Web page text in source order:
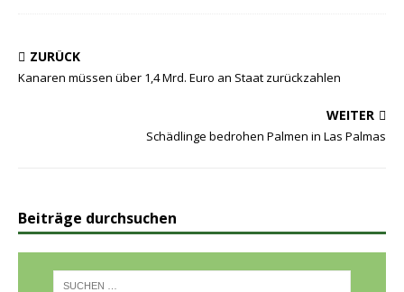
ZURÜCK
Kanaren müssen über 1,4 Mrd. Euro an Staat zurückzahlen
WEITER
Schädlinge bedrohen Palmen in Las Palmas
Beiträge durchsuchen